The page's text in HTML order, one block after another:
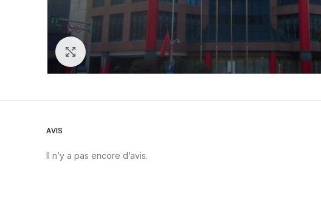
Zoom
AVIS
Il n’y a pas encore d’avis.